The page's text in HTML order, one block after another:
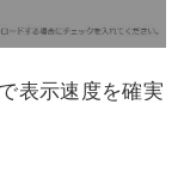
表示速度を確実